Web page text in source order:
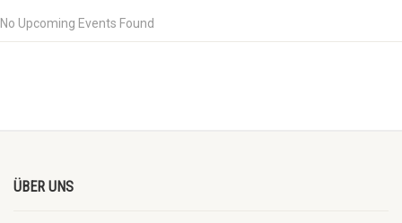
No Upcoming Events Found
ÜBER UNS